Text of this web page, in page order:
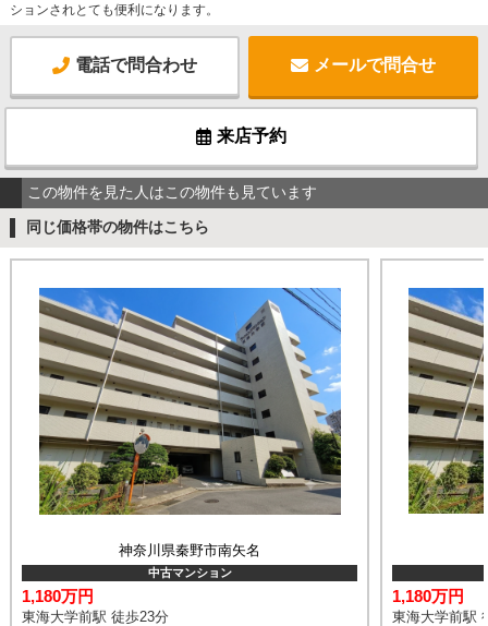
ションされとても便利になります。
電話で問合わせ メールで問合せ
来店予約
この物件を見た人はこの物件も見ています
同じ価格帯の物件はこちら
神奈川県秦野市南矢名
中古マンション
1,180万円
東海大学前駅 徒歩23分
1,180万円
東海大学前駅